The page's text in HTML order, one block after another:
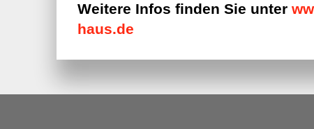
Weitere Infos finden Sie unter
haus.de